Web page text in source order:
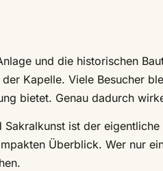
und die historischen
Kapelle. Viele Besucher
bietet. Genau dadurch
ist der
Überblick. Wer nur